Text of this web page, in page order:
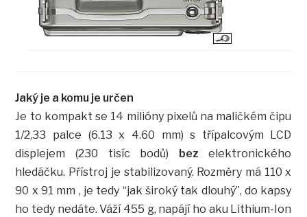
Jaký je a komu je určen
Je to kompakt se 14 milióny pixelů na maličkém čipu
1/2,33 palce (6.13 x 4.60 mm) s třípalcovým LCD
displejem (230 tisíc bodů)
bez elektronického
hledáčku. Přístroj je stabilizovaný. Rozměry má 110 x
90 x 91 mm , je tedy “jak široký tak dlouhý”, do kapsy
ho tedy nedáte. Váží 455 g, napájí ho aku Lithium-Ion